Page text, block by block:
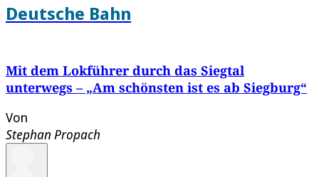
Deutsche Bahn
Mit dem Lokführer durch das Siegtal
unterwegs – „Am schönsten ist es ab Siegburg“
Von
Stephan Propach